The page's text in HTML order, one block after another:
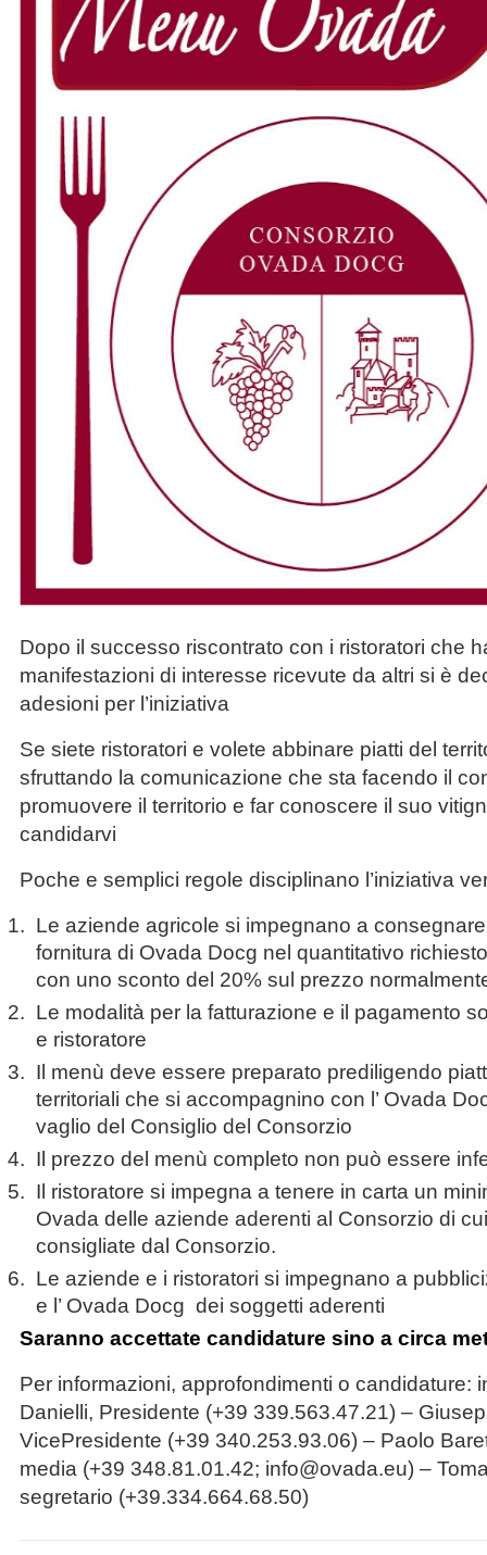
Dopo il successo riscontrato con i ristoratori che
manifestazioni di interesse ricevute da altri si è
adesioni per l’iniziativa
Se siete ristoratori e volete abbinare piatti del
sfruttando la comunicazione che sta facendo il
promuovere il territorio e far conoscere il suo
candidarvi
Poche e semplici regole disciplinano l’iniziativa
Le aziende agricole si impegnano a
fornitura di Ovada Docg nel quantitativo
con uno sconto del 20% sul prezzo
Le modalità per la fatturazione e il pagamento
e ristoratore
Il menù deve essere preparato prediligendo
territoriali che si accompagnino con l’ Ovada
vaglio del Consiglio del Consorzio
Il prezzo del menù completo non può essere
Il ristoratore si impegna a tenere in carta un
Ovada delle aziende aderenti al Consorzio di
consigliate dal Consorzio.
Le aziende e i ristoratori si impegnano a
e l’ Ovada Docg dei soggetti aderenti
Saranno accettate candidature sino a circa
Per informazioni, approfondimenti o candidature:
Danielli, Presidente (+39 339.563.47.21) –
VicePresidente (+39 340.253.93.06) – Paolo
media (+39 348.81.01.42; info@ovada.eu) –
segretario (+39.334.664.68.50)